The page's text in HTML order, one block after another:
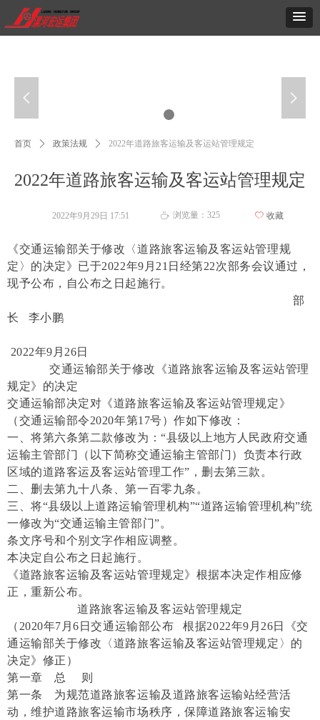
넳 넲
2022年道路旅客运输及客运站管理规定
首页 ꄲ 政策法规 ꄲ 2022年道路旅客运输及客运站管理规定
《交通运输部关于修改〈道路旅客运输及客运站管理规
定〉的决定》已于2022年9月21日经第22次部务会议通过，
现予公布，自公布之日起施行。
部
长 李小鹏
2022年9月26日
交通运输部关于修改《道路旅客运输及客运站管理
规定》的决定
交通运输部决定对《道路旅客运输及客运站管理规定》
（交通运输部令2020年第17号）作如下修改：
一、将第六条第二款修改为：“县级以上地方人民政府交通
运输主管部门（以下简称交通运输主管部门）负责本行政
区域的道路客运及客运站管理工作”，删去第三款。
二、删去第九十八条、第一百零九条。
三、将“县级以上道路运输管理机构”“道路运输管理机构”统
一修改为“交通运输主管部门”。
条文序号和个别文字作相应调整。
本决定自公布之日起施行。
《道路旅客运输及客运站管理规定》根据本决定作相应修
正，重新公布。
道路旅客运输及客运站管理规定
（2020年7月6日交通运输部公布 根据2022年9月26日《交
通运输部关于修改〈道路旅客运输及客运站管理规定〉的
决定》修正）
第一章 总 则
第一条 为规范道路旅客运输及道路旅客运输站经营活
动，维护道路旅客运输市场秩序，保障道路旅客运输安
2022年9月29日 17:51 ꄘ 浏览量： 325 ꄀ 收藏